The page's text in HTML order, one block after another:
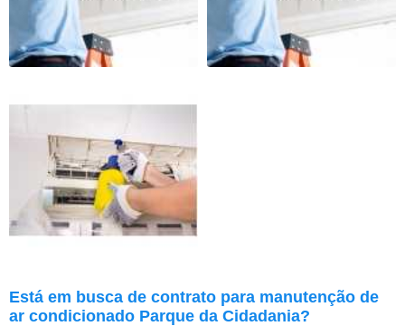
Está em busca de contrato para manutenção de
ar condicionado Parque da Cidadania?